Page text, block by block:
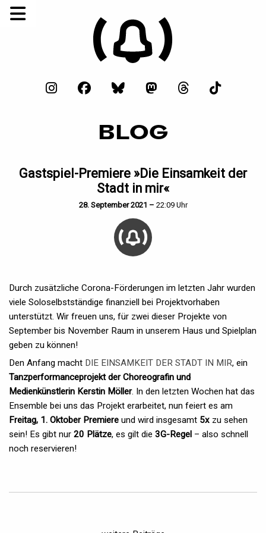
BLOG
Gastspiel-Premiere »Die Einsamkeit der
Stadt in mir«
28. September 2021 – 22:09 Uhr
Durch zusätzliche Corona-Förderungen im letzten Jahr wurden
viele Soloselbstständige finanziell bei Projektvorhaben
unterstützt. Wir freuen uns, für zwei dieser Projekte von
September bis November Raum in unserem Haus und Spielplan
geben zu können!
Den Anfang macht DIE EINSAMKEIT DER STADT IN MIR, ein
Tanzperformanceprojekt der Choreografin und
Medienkünstlerin Kerstin Möller. In den letzten Wochen hat das
Ensemble bei uns das Projekt erarbeitet, nun feiert es am
Freitag, 1. Oktober Premiere und wird insgesamt 5x zu sehen
sein! Es gibt nur 20 Plätze, es gilt die 3G-Regel – also schnell
noch reservieren!